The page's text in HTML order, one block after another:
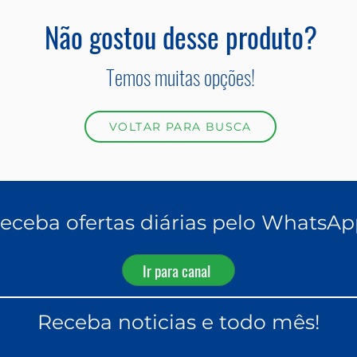
Não gostou desse produto?
Temos muitas opções!
VOLTAR PARA BUSCA
Receba noticias e todo mês!
Ir para canal
ofertas diárias pelo